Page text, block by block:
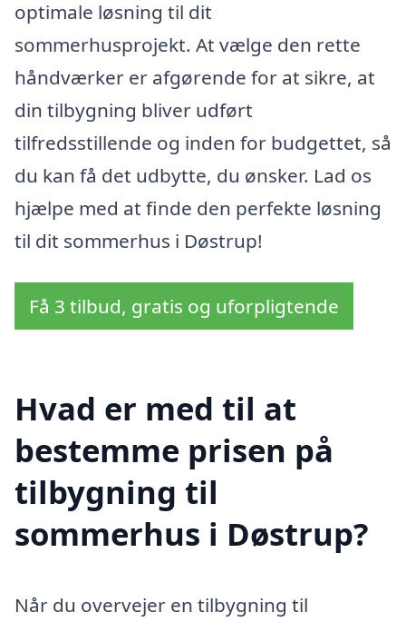
optimale løsning til dit
sommerhusprojekt. At vælge den rette
håndværker er afgørende for at sikre, at
din tilbygning bliver udført
tilfredsstillende og inden for budgettet, så
du kan få det udbytte, du ønsker. Lad os
hjælpe med at finde den perfekte løsning
til dit sommerhus i Døstrup!
Få 3 tilbud, gratis og uforpligtende
Hvad er med til at
bestemme prisen på
tilbygning til
sommerhus i Døstrup?
Når du overvejer en tilbygning til